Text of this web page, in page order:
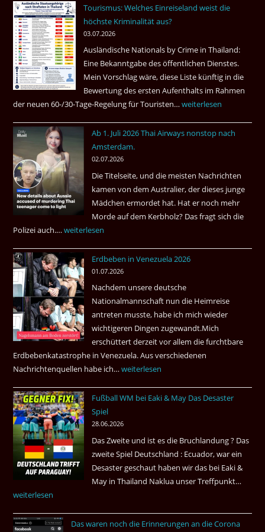
das
Gebiet
Tourismus: Welches Einreiseland weist die
höchste Kriminalität aus?
03.07.2026
Ausländische Nationals by Crime in Thailand:
Eine Bekanntgabe des öffentlichen Dienstes.
Mein Vorschlag wäre, diese Liste künftig in die
Bewertung des ersten Aufenthalts im Rahmen
der neuen 60-/30-Tage-Regelung für Touristen…Tourismus:
Einreiseland
höchste
Kriminalität
aus?
weiterlesen
Ab 1. Juli 2026 Thai Airways nonstop nach
Amsterdam.
02.07.2026
Die Titelseite, und die meisten Nachrichten
kamen von dem Australier, der dieses junge
Mädchen ermordet hat. Hat er noch mehr
Morde auf dem Kerbholz? Das fragt sich die
Polizei auch.…Ab
Juli
2026
Thai
Airways
nonstop
nach
Amsterdam.
weiterlesen
Erdbeben in Venezuela 2026
01.07.2026
Nachdem unsere deutsche
Nationalmannschaft nun die Heimreise
antreten musste, habe ich mich wieder
wichtigeren Dingen zugewandt.Mich
erschüttert derzeit vor allem die furchtbare
Erdbebenkatastrophe in Venezuela. Aus verschiedenen
Nachrichtenquellen habe ich…Erdbeben
Venezuela
weiterlesen
Fußball WM bei Eaki & May Das Desaster
Spiel
28.06.2026
Das Zweite und ist es die Bruchlandung ? Das
zweite Spiel Deutschland : Ecuador, war ein
Desaster geschaut haben wir das bei Eaki &
May in Thailand Naklua unser Treffpunkt…
bei
weiterlesen
Das waren noch die Erinnerungen an die Corona